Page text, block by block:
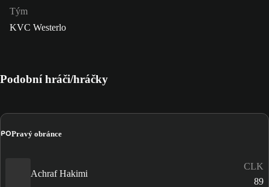
Tým
KVC Westerlo
Podobní hráči/hráčky
POPravý obránce
Achraf Hakimi
CLK
89